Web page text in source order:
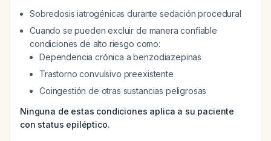
Sobredosis iatrogénicas durante sedación procedural
Cuando se pueden excluir de manera confiable
condiciones de alto riesgo como:
Dependencia crónica a benzodiazepinas
Trastorno convulsivo preexistente
Coingestión de otras sustancias peligrosas
Ninguna de estas condiciones aplica a su paciente
con status epiléptico.